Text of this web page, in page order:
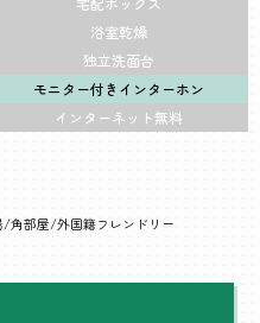
浴室乾燥
独立洗面台
モニター付きインターホン
インターネット無料
角部屋 外国籍フレンドリー